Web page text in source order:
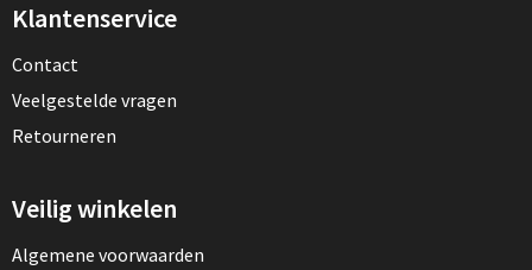
Klantenservice
Contact
Veelgestelde vragen
Retourneren
Veilig winkelen
Algemene voorwaarden